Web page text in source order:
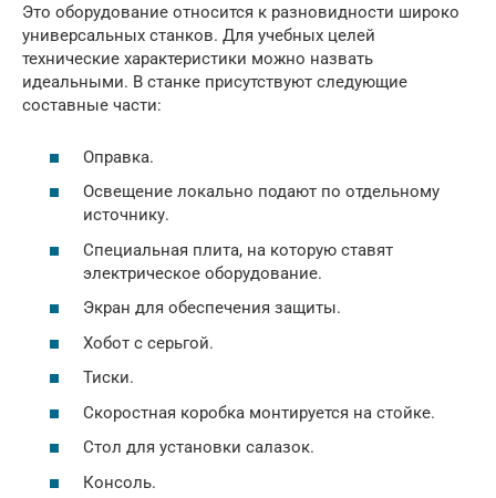
Это оборудование относится к разновидности широко
универсальных станков. Для учебных целей
технические характеристики можно назвать
идеальными. В станке присутствуют следующие
составные части:
Оправка.
Освещение локально подают по отдельному
источнику.
Специальная плита, на которую ставят
электрическое оборудование.
Экран для обеспечения защиты.
Хобот с серьгой.
Тиски.
Скоростная коробка монтируется на стойке.
Стол для установки салазок.
Консоль.